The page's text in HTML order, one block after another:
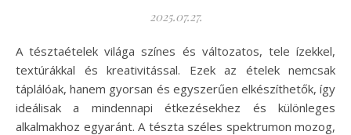
2025.07.27.
A tésztaételek világa színes és változatos, tele ízekkel,
textúrákkal és kreativitással. Ezek az ételek nemcsak
táplálóak, hanem gyorsan és egyszerűen elkészíthetők, így
ideálisak a mindennapi étkezésekhez és különleges
alkalmakhoz egyaránt. A tészta széles spektrumon mozog,